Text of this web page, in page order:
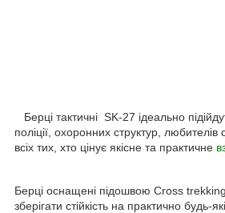
Берці тактичні SK-27 ідеально
поліції, охоронних структур, любителів
всіх тих, хто цінує якісне та практичне
Берці оснащені підошвою Cross
зберігати стійкість на практично будь-